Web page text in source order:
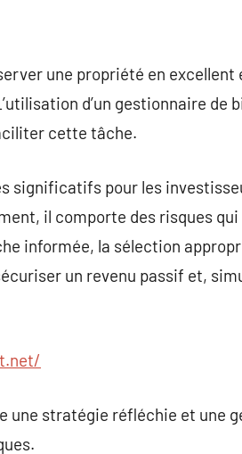
une propriété en excellent
d’un gestionnaire de
cette tâche.
significatifs pour les
il comporte des risques
informée, la sélection
un revenu passif et,
une stratégie réfléchie et une